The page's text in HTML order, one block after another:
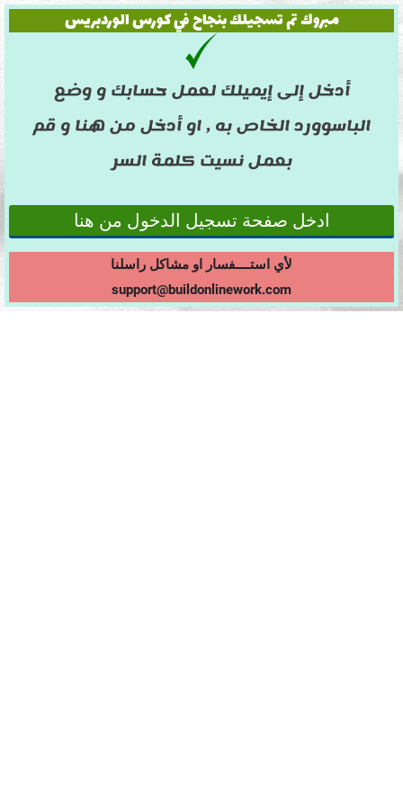
مبروك تم تسجيلك بنجاح في كورس الوردبريس
أدخل إلى إيميلك لعمل حسابك و وضع
الباسوورد الخاص به , او أدخل من هنا و قم
بعمل نسيت كلمة السر
ادخل صفحة تسجيل الدخول من هنا
لأي استــــفسار او مشاكل راسلنا
support@buildonlinework.com